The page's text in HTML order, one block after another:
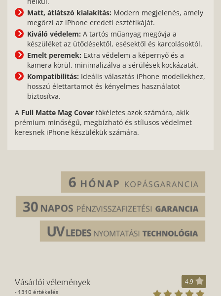
Matt, átlátszó kialakítás: Modern megjelenés, amely
megőrzi az iPhone eredeti esztétikáját.
Kiváló védelem: A tartós műanyag megóvja a
készüléket az ütődésektől, esésektől és karcolásoktól.
Emelt peremek: Extra védelem a képernyő és a
kamera körül, minimalizálva a sérülések kockázatát.
Kompatibilitás: Ideális választás iPhone modellekhez,
hosszú élettartamot és kényelmes használatot
biztosítva.
A Full Matte Mag Cover tökéletes azok számára, akik
prémium minőségű, megbízható és stílusos védelmet
keresnek iPhone készülékük számára.
Vásárlói vélemények
- 1310 értékelés
4.9